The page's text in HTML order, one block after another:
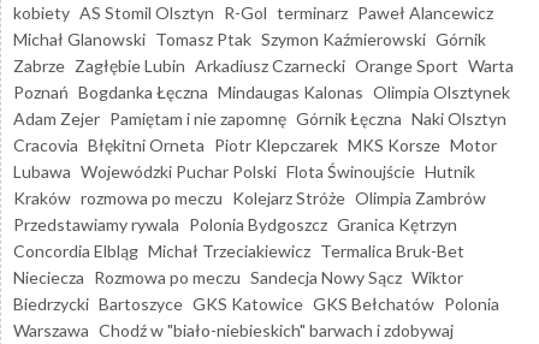
kobiety AS Stomil Olsztyn R-Gol terminarz Paweł Alancewicz
Michał Glanowski Tomasz Ptak Szymon Kaźmierowski Górnik
Zabrze Zagłębie Lubin Arkadiusz Czarnecki Orange Sport Warta
Poznań Bogdanka Łęczna Mindaugas Kalonas Olimpia Olsztynek
Adam Zejer Pamiętam i nie zapomnę Górnik Łęczna Naki Olsztyn
Cracovia Błękitni Orneta Piotr Klepczarek MKS Korsze Motor
Lubawa Wojewódzki Puchar Polski Flota Świnoujście Hutnik
Kraków rozmowa po meczu Kolejarz Stróże Olimpia Zambrów
Przedstawiamy rywala Polonia Bydgoszcz Granica Kętrzyn
Concordia Elbląg Michał Trzeciakiewicz Termalica Bruk-Bet
Nieciecza Rozmowa po meczu Sandecja Nowy Sącz Wiktor
Biedrzycki Bartoszyce GKS Katowice GKS Bełchatów Polonia
Warszawa Chodź w "biało-niebieskich" barwach i zdobywaj